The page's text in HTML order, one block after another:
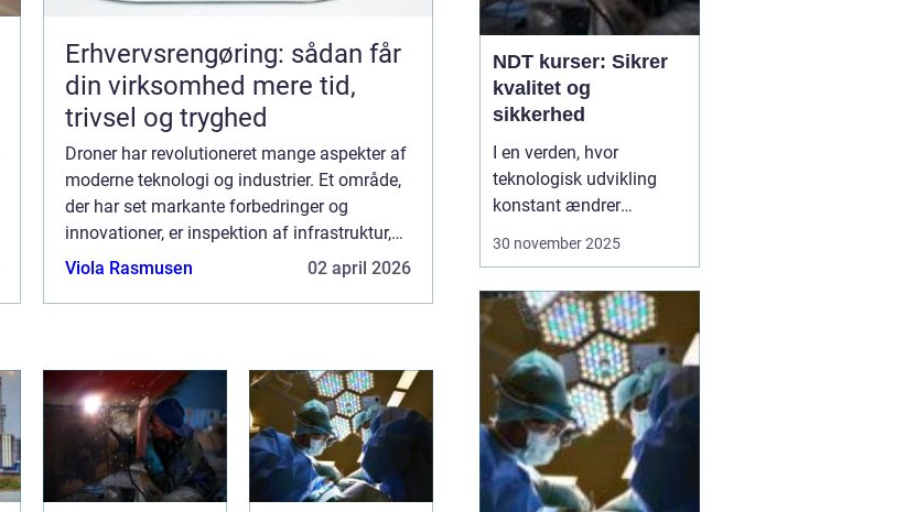
Erhvervsrengøring: sådan får
din virksomhed mere tid,
trivsel og tryghed
Droner har revolutioneret mange aspekter af
moderne teknologi og industrier. Et område,
der har set markante forbedringer og
innovationer, er inspektion af infrastruktur,
byggeprojekter og landbrugsland. Drone
Viola Rasmusen 02 april 2026
NDT kurser: Sikrer
kvalitet og
sikkerhed
I en verden, hvor
teknologisk udvikling
konstant ændrer
industristandarder, bliver
Ikke-destruktiv testning,
eller NDT, er en metode,
der anvendes til at
evaluere egenskaberne
ved et materiale, ...
30 november 2025